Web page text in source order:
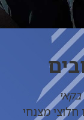
בקאי
חלוצי מצנחי